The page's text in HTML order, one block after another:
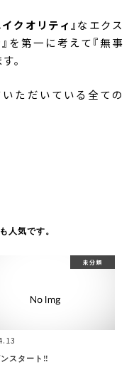
クオリティ 』なエクス
を第一に考えて『無事
。
ただいている全ての
人気です。
未分類
スタート‼